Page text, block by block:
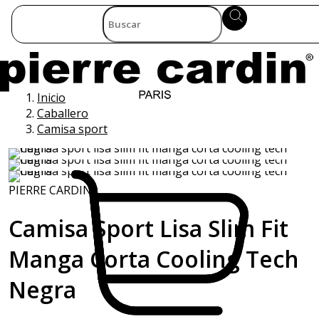
Inicio
Caballero
Camisa sport
PIERRE CARDIN
Camisa Sport Lisa Slim Fit
Manga Corta Cooling Tech
Negra